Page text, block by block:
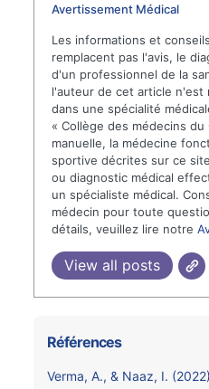
Avertissement Médical
Les informations et
remplacent pas l'avis, le
d'un professionnel de la
l'auteur de cet article n'est
dans une spécialité
« Collège des médecins
manuelle, la médecine
sportive décrites sur ce
ou diagnostic médical
un spécialiste médical.
médecin pour toute
détails, veuillez lire notre
View all posts
Références
Verma, A., & Naaz, I.